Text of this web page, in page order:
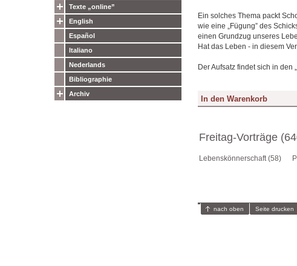
Texte „online”
English
Español
Italiano
Nederlands
Bibliographie
Archiv
Ein solches Thema packt
wie eine „Fügung” des
einen Grundzug unseres
Hat das Leben - in diesem
Der Aufsatz findet sich in den
Freitag-Vorträge
Lebenskönnerschaft (58)
nach oben Seite drucken